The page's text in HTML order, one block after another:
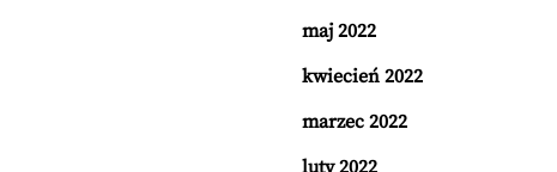
maj 2022
kwiecień 2022
marzec 2022
luty 2022